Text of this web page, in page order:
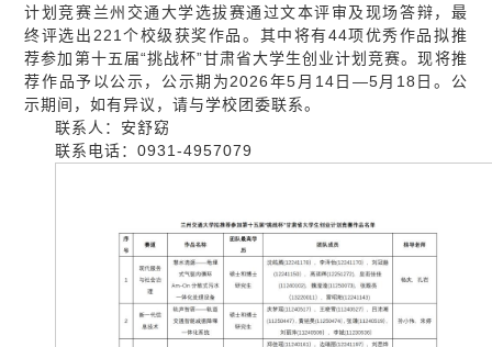
计划竞赛兰州交通大学选拔赛通过文本评审及现场答辩，最
终评选出221个校级获奖作品。其中将有44项优秀作品拟推
荐参加第十五届“挑战杯”甘肃省大学生创业计划竞赛。现将推
荐作品予以公示，公示期为2026年5月14日—5月18日。公
示期间，如有异议，请与学校团委联系。
联系人：安舒窈
联系电话：0931-4957079